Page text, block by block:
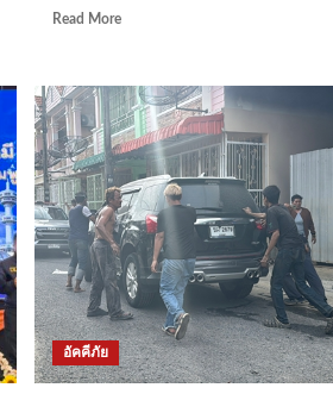
สี
อยู่
จำนวน
มาก
เร่ง
เก็บ
หลัก
ฐาน
ส่ง
พิสูจน์
Read MoreRead
ชุมพร
–
พระ
บัญชา
สมเด็จ
พระ
สังฆราช
แต่ง
ตั้ง
“พระครู
บัณฑิต
ธรรม
ธาดา”
เจ้า
อัคคีภัย